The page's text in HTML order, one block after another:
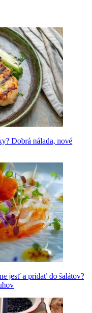
Dobrá nálada, nové
jesť a pridať do šalátov?